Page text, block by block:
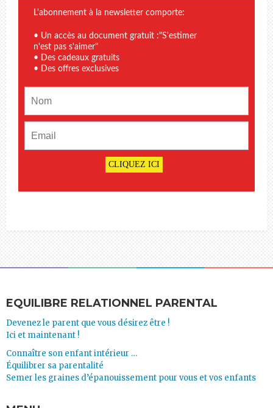
EQUILIBRE RELATIONNEL PARENTAL
Devenez le parent que vous désirez être !
Ici et maintenant !
Connaître son enfant intérieur …
Équilibrer sa parentalité
Semer les graines d’épanouissement pour vous et vos enfants